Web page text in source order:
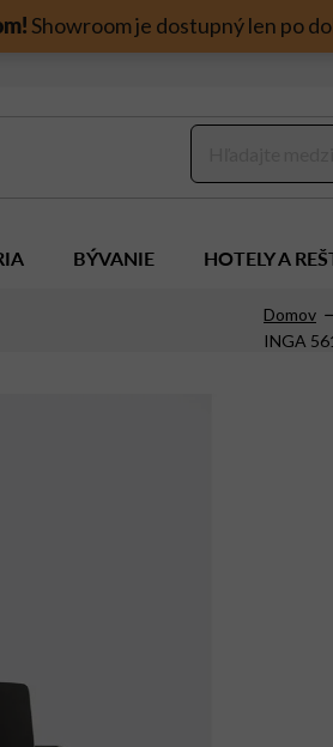
Showroom je dostupný len po
BÝVANIE HOTELY A
Domov
INGA